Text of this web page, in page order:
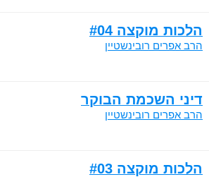
הלכות מוקצה #04
הרב אפרים רובינשטיין
דיני השכמת הבוקר
הרב אפרים רובינשטיין
הלכות מוקצה #03